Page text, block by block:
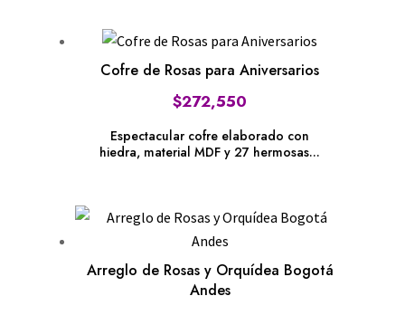
Cofre de Rosas para Aniversarios
$272,550
Espectacular cofre elaborado con
hiedra, material MDF y 27 hermosas...
Arreglo de Rosas y Orquídea Bogotá
Andes